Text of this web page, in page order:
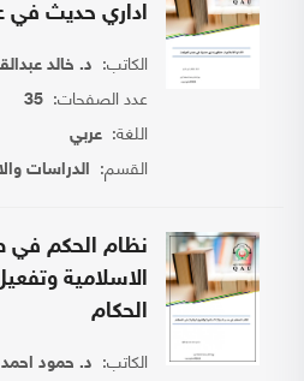
اداري حديث في
الكاتب: د. خالد
عدد الصفحات:35
اللغة:عربي
القسم: الدراسات
نظام الحكم في
الاسلامية
الحكام
الكاتب: د. حمود